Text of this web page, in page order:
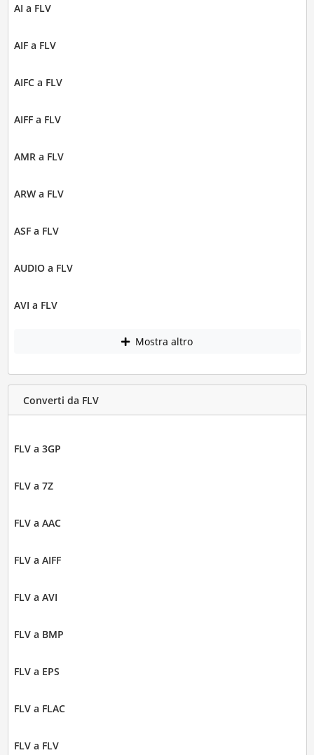
AI a FLV
AIF a FLV
AIFC a FLV
AIFF a FLV
AMR a FLV
ARW a FLV
ASF a FLV
AUDIO a FLV
AVI a FLV
Mostra altro
Converti da FLV
FLV a 3GP
FLV a 7Z
FLV a AAC
FLV a AIFF
FLV a AVI
FLV a BMP
FLV a EPS
FLV a FLAC
FLV a FLV